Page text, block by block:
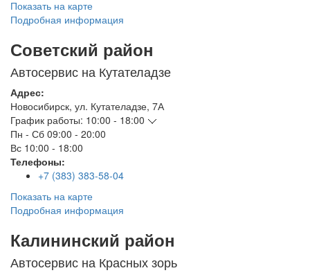
Показать на карте
Подробная информация
Советский район
Автосервис на Кутателадзе
Адрес:
Новосибирск, ул. Кутателадзе, 7А
График работы: 10:00 - 18:00
Пн - Сб 09:00 - 20:00
Вс 10:00 - 18:00
Телефоны:
+7 (383) 383-58-04
Показать на карте
Подробная информация
Калининский район
Автосервис на Красных зорь